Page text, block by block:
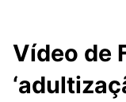
Vídeo de